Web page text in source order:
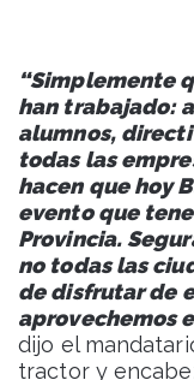
“Simplemente
han trabajado:
alumnos,
todas las
hacen que hoy
evento que
Provincia.
no todas las
de disfrutar de
aprovechemos
dijo el
tractor y